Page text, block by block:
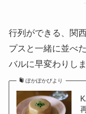
行列ができる、関
プスと一緒に並べ
バルに早変わりし
ぽかぽかびより